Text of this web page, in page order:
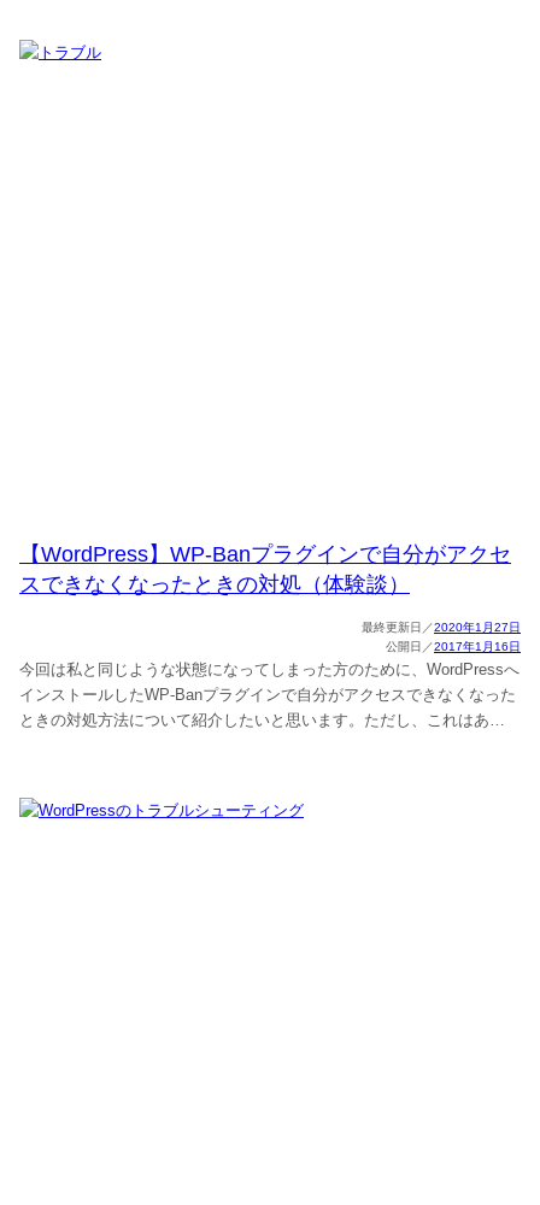
【WordPress】WP-Banプラグインで自分がアクセ
スできなくなったときの対処（体験談）
2020年1月27日
2017年1月16日
今回は私と同じような状態になってしまった方のために、WordPressへ
インストールしたWP-Banプラグインで自分がアクセスできなくなった
ときの対処方法について紹介したいと思います。ただし、これはあ…